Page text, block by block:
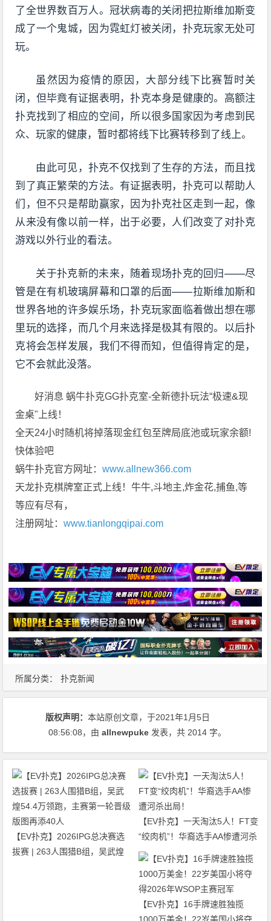
了全世界数百万人。冠状病毒的关闭把拉斯维加斯变
成了一个鬼城，因为霓虹灯被关闭，扑克玩家无处可
玩。
虽然因为疫情的原因，大部分线下比赛暂时关
闭，但毕竟有证据表明，扑克本身是健康的。高额注
扑克找到了相应的空间，所以很多国家因为考虑到民
众、玩家的健康，暂时都将线下比赛转移到了线上。
由此可见，扑克不仅找到了生存的方法，而且找
到了真正繁荣的方法。有证据表明，扑克可以帮助人
们，但不只是帮助赢家，因为扑克社区走到一起，像
从来没有像以前一样，出于必要，人们改变了对扑克
游戏以外行业的看法。
关于扑克新的未来，随着现场扑克的回归——尽
管是在有机玻璃屏幕和口罩的后面——拉斯维加斯和
世界各地的许多娱乐场，扑克玩家面临着做出想在哪
里玩的选择，而几个月来选择是极其有限的。以后扑
克将会怎样发展，我们不得而知，但值得肯定的是，
它不会就此没落。
好消息 蜗牛扑克GG扑克室-全新德扑玩法“极速&现
金桌"上线！
全天24小时随机将掉落现金红包至牌局底池或玩家余额!
快体验吧
蜗牛扑克官方网址：www.allnew366.com
天龙扑克棋牌室正式上线！牛牛,斗地主,炸金花,捕鱼,等
等应有尽有，
注册网址：www.tianlongqipai.com
所属分类： 扑克新闻
版权声明：本站原创文章，于2021年1月5日
08:56:08，由allnewpuke 发表，共 2014 字。
【EV扑克】2026IPG总决赛选
拔赛 | 263人围猎B组，吴武煌
【EV扑克】一天淘汰5人！FT变
“绞肉机”！华裔选手AA惨遭河杀
出局！
【EV扑克】16手牌速胜独揽